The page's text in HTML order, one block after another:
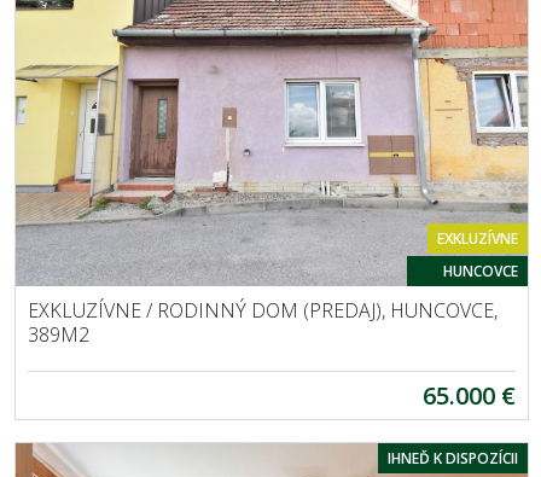
EXKLUZÍVNE
HUNCOVCE
EXKLUZÍVNE / RODINNÝ DOM (PREDAJ), HUNCOVCE,
389M2
65.000 €
IHNEĎ K DISPOZÍCII